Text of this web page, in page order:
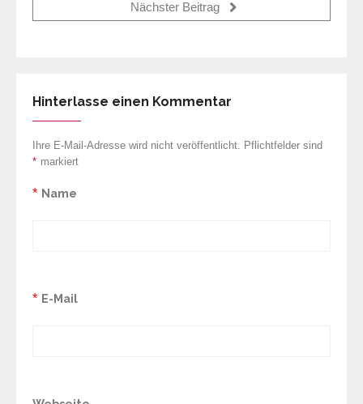
Nächster Beitrag
Hinterlasse einen Kommentar
Ihre E-Mail-Adresse wird nicht veröffentlicht. Pflichtfelder sind
markiert
*
Name
*
E-Mail
*